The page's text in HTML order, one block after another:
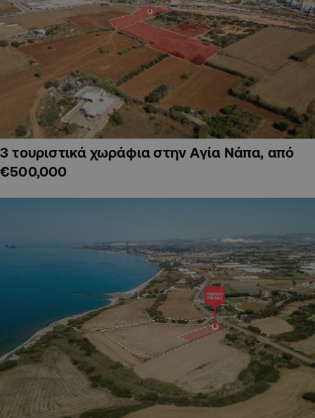
3 τουριστικά χωράφια στην Αγία Νάπα, από
€500,000